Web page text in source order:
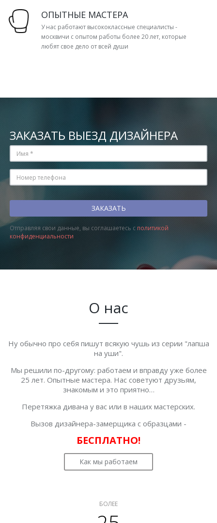
ОПЫТНЫЕ МАСТЕРА
У нас работают высококлассные специалисты -
москвичи с опытом работы более 20 лет, которые
любят свое дело от всей души
ЗАКАЗАТЬ ВЫЕЗД ДИЗАЙНЕРА
Отправляя свои данные, вы соглашаетесь с политикой
конфиденциальности
О нас
Ну обычно про себя пишут всякую чушь из серии "лапша
на уши".
Мы решили по-другому: работаем и вправду уже более
25 лет. Опытные мастера. Нас советуют друзьям,
знакомым и это приятно…
Перетяжка дивана у вас или в наших мастерских.
Вызов дизайнера-замерщика с образцами -
БЕСПЛАТНО!
Как мы работаем
БОЛЕЕ